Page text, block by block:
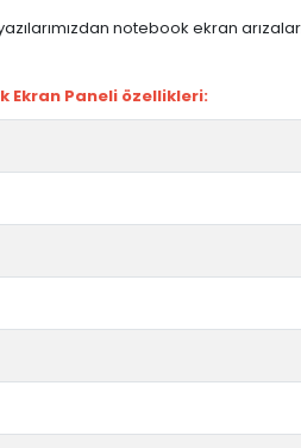
yazılarımızdan notebook ekran
Ekran Paneli özellikleri: